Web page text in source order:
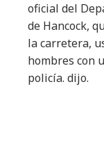
oficial del
de Hancock,
la carretera,
hombres con
policía. dijo.